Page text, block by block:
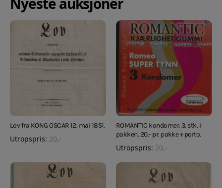
Lov fra KONG OSCAR 12. mai 1851.
Utropspris: 20,-
ROMANTIC kondomer. 3. stk. i
pakken. 20.- pr. pakke + porto.
Utropspris: 20,-